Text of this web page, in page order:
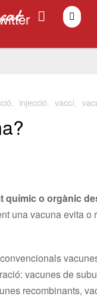
injecció vaccí,
químic o orgànic
una vacuna evita o
vacunes de
recombinants,